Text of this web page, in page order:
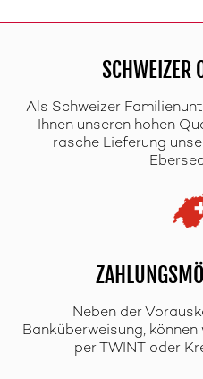
SCHWEIZER
Als Schweizer
Ihnen unseren hohen
rasche Lieferung
Neben der
Banküberweisung,
per TWINT oder